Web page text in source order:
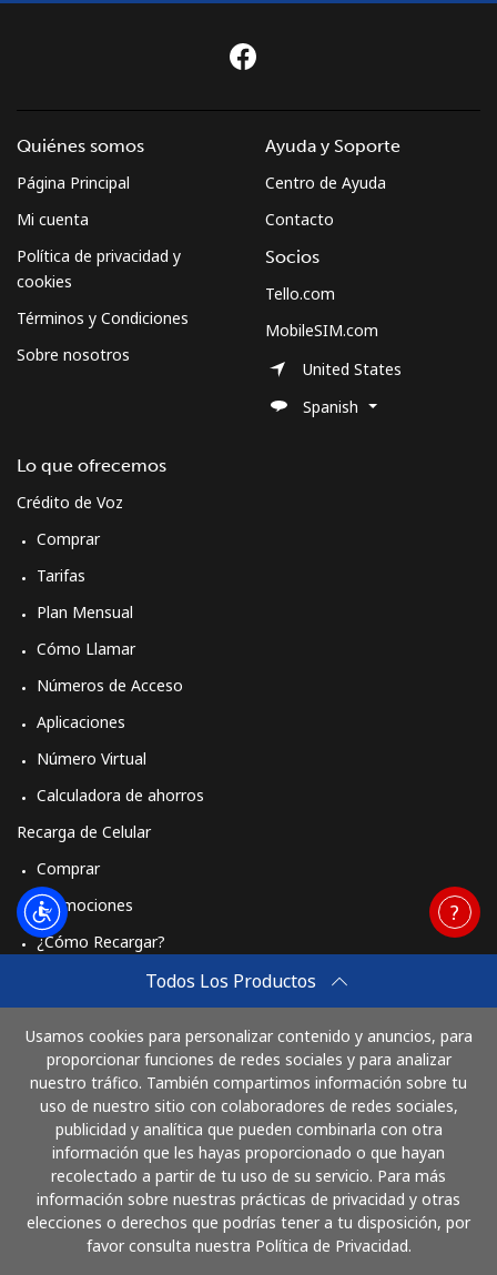
Todos Los Productos
Usamos cookies para personalizar contenido y anuncios, para
proporcionar funciones de redes sociales y para analizar
nuestro tráfico. También compartimos información sobre tu
uso de nuestro sitio con colaboradores de redes sociales,
publicidad y analítica que pueden combinarla con otra
información que les hayas proporcionado o que hayan
recolectado a partir de tu uso de su servicio. Para más
información sobre nuestras prácticas de privacidad y otras
elecciones o derechos que podrías tener a tu disposición, por
favor consulta nuestra Política de Privacidad.
Quiénes somos
Página Principal
Mi cuenta
Política de privacidad y
cookies
Términos y Condiciones
Sobre nosotros
Lo que ofrecemos
Crédito de Voz
Comprar
Tarifas
Plan Mensual
Cómo Llamar
Números de Acceso
Aplicaciones
Número Virtual
Calculadora de ahorros
Recarga de Celular
Comprar
Promociones
¿Cómo Recargar?
Cómo funciona
Ayuda y Soporte
Centro de Ayuda
Contacto
Socios
Tello.com
MobileSIM.com
United States
Spanish
Paga con